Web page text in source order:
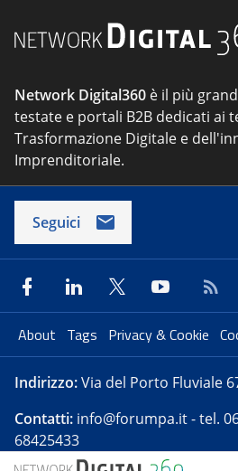
Network Digital360 è il più
testate e portali B2B dedicati ai
Trasformazione Digitale e
Imprenditoriale.
Seguici
About Tags Privacy & Cookie
Indirizzo:Via del Porto Fluviale
Contatti: info@forumpa.it- tel.
68425433